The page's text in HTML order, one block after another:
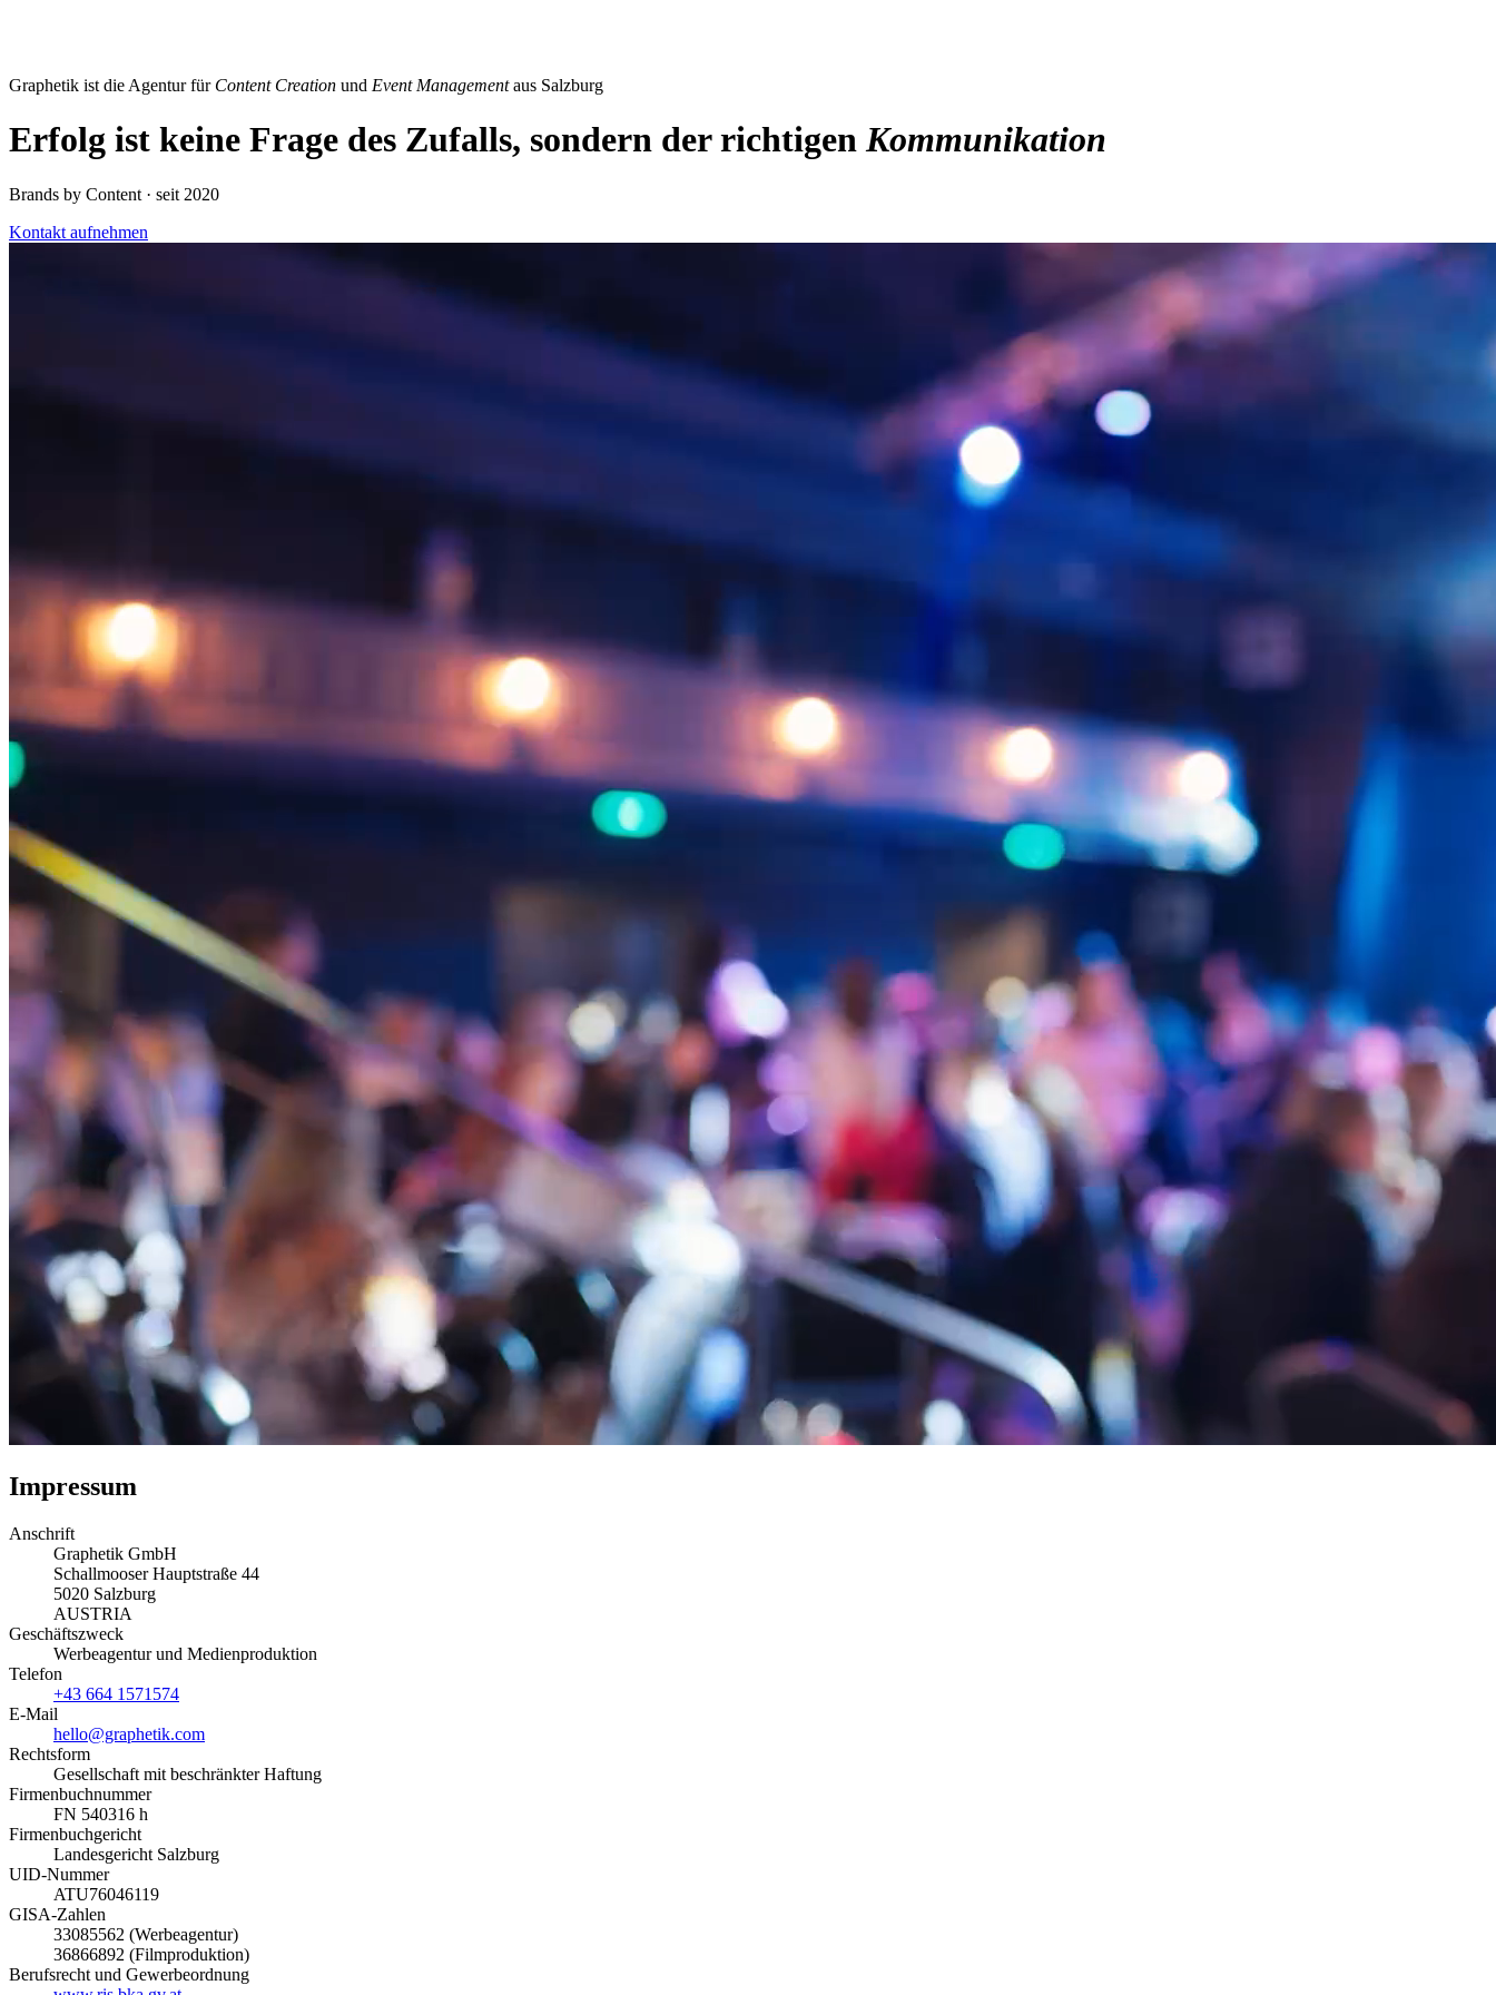
Graphetik ist die Agentur für Content Creation und Event Managementaus Salzburg
Erfolg ist keine Frage des Zufalls, sondern der richtigenKommunikation
Brands by Content · seit 2020
Kontakt aufnehmen
Impressum
Anschrift
Graphetik GmbH
Schallmooser Hauptstraße 44
5020 Salzburg
AUSTRIA
Geschäftszweck
Werbeagentur und Medienproduktion
Telefon
+43 664 1571574
E-Mail
hello@graphetik.com
Rechtsform
Gesellschaft mit beschränkter Haftung
Firmenbuchnummer
FN 540316 h
Firmenbuchgericht
Landesgericht Salzburg
UID-Nummer
ATU76046119
GISA-Zahlen
33085562 (Werbeagentur)
36866892 (Filmproduktion)
Berufsrecht und Gewerbeordnung